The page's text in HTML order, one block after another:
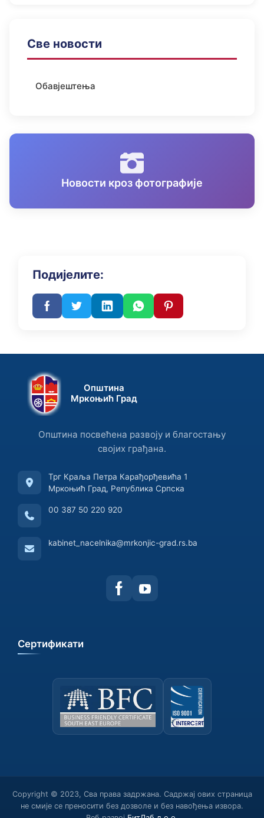
Све новости
Обавјештења
Новости кроз фотографије
Подијелите:
Општина
Мркоњић Град
Општина посвећена развоју и благостању
својих грађана.
Трг Краља Петра Карађорђевића 1
Мркоњић Град, Република Српска
00 387 50 220 920
kabinet_nacelnika@mrkonjic-grad.rs.ba
Сертификати
Copyright © 2023, Сва права задржана. Садржај ових страница
не смије се преносити без дозволе и без навођења извора.